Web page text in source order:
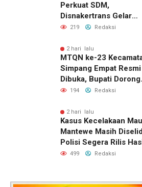
Perkuat SDM,
Disnakertrans Gelar
Pelatihan Desain Grafis
219 Redaksi
2 hari lalu
MTQN ke-23
Simpang Empat Resmi
Dibuka, Bupati Dorong
Lahirnya Generasi
194 Redaksi
2 hari lalu
Kasus Kecelakaan
Mantewe Masih
Polisi Segera Rilis
499 Redaksi